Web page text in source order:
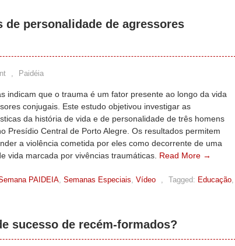
personalidade de agressores
, Paidéia
indicam que o trauma é um fator presente ao longo da vida
conjugais. Este estudo objetivou investigar as
da história de vida e de personalidade de três homens
Presídio Central de Porto Alegre. Os resultados permitem
a violência cometida por eles como decorrente de uma
vida marcada por vivências traumáticas. Read More →
PAIDEIA, Semanas Especiais, Vídeo , Tagged: Educação,
sucesso de recém-formados?